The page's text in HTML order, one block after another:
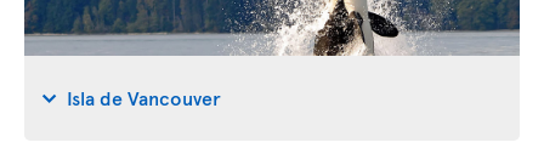
Isla de Vancouver